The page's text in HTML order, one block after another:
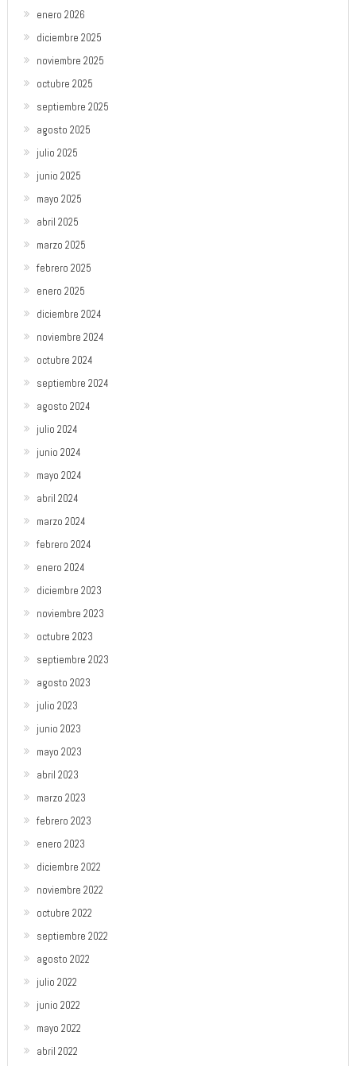
enero 2026
diciembre 2025
noviembre 2025
octubre 2025
septiembre 2025
agosto 2025
julio 2025
junio 2025
mayo 2025
abril 2025
marzo 2025
febrero 2025
enero 2025
diciembre 2024
noviembre 2024
octubre 2024
septiembre 2024
agosto 2024
julio 2024
junio 2024
mayo 2024
abril 2024
marzo 2024
febrero 2024
enero 2024
diciembre 2023
noviembre 2023
octubre 2023
septiembre 2023
agosto 2023
julio 2023
junio 2023
mayo 2023
abril 2023
marzo 2023
febrero 2023
enero 2023
diciembre 2022
noviembre 2022
octubre 2022
septiembre 2022
agosto 2022
julio 2022
junio 2022
mayo 2022
abril 2022